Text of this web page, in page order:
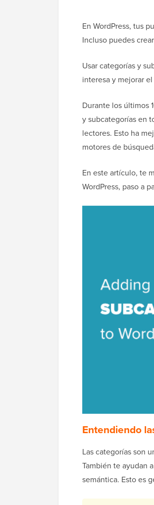
En WordPress, tus
Incluso puedes
Usar categorías y
interesa y mejorar
Durante los últimos
y subcategorías en
lectores. Esto ha
motores de
En este artículo, te
WordPress, paso a
Entendiendo
Las categorías son
También te ayudan
semántica. Esto es